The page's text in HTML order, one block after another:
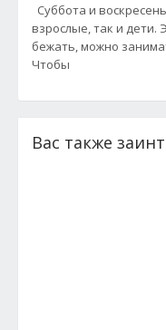
Суббота и
взрослые, так и дети.
бежать, можно
Чтобы
Вас также